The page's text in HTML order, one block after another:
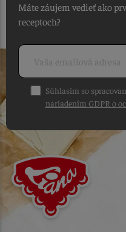
Máte záujem vedieť ako
receptoch?
Súhlasím so
nariadením GDPR o